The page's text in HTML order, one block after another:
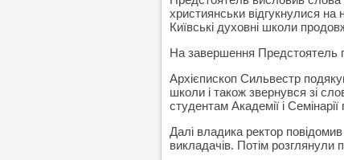
християнськи відгукнулися на
Київські духовні школи
На завершення Предстоятель
Архієпископ Сильвестр
школи і також звернувся зі
студентам Академії і
Далі владика ректор
викладачів. Потім розглянули